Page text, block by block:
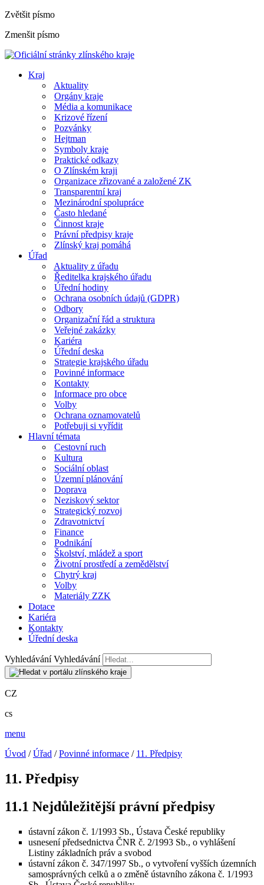
Zvětšit písmo
Zmenšit písmo
Kraj
Aktuality
Orgány kraje
Média a komunikace
Krizové řízení
Pozvánky
Hejtman
Symboly kraje
Praktické odkazy
O Zlínském kraji
Organizace zřizované a založené ZK
Transparentní kraj
Mezinárodní spolupráce
Často hledané
Činnost kraje
Právní předpisy kraje
Zlínský kraj pomáhá
Úřad
Aktuality z úřadu
Ředitelka krajského úřadu
Úřední hodiny
Ochrana osobních údajů (GDPR)
Odbory
Organizační řád a struktura
Veřejné zakázky
Kariéra
Úřední deska
Strategie krajského úřadu
Povinné informace
Kontakty
Informace pro obce
Volby
Ochrana oznamovatelů
Potřebuji si vyřídit
Hlavní témata
Cestovní ruch
Kultura
Sociální oblast
Územní plánování
Doprava
Neziskový sektor
Strategický rozvoj
Zdravotnictví
Finance
Podnikání
Školství, mládež a sport
Životní prostředí a zemědělství
Chytrý kraj
Volby
Materiály ZZK
Dotace
Kariéra
Kontakty
Úřední deska
Vyhledávání Vyhledávání
CZ
cs
menu
Úvod /Úřad /Povinné informace / 11. Předpisy
11. Předpisy
11.1 Nejdůležitější právní předpisy
ústavní zákon č. 1/1993 Sb., Ústava České republiky
usnesení předsednictva ČNR č. 2/1993 Sb., o vyhlášení
Listiny základních práv a svobod
ústavní zákon č. 347/1997 Sb., o vytvoření vyšších územních
samosprávných celků a o změně ústavního zákona č. 1/1993